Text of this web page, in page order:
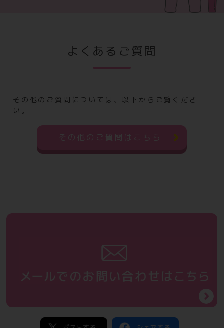
よくあるご質問
その他のご質問については、以下からご覧くださ
い。
その他のご質問はこちら